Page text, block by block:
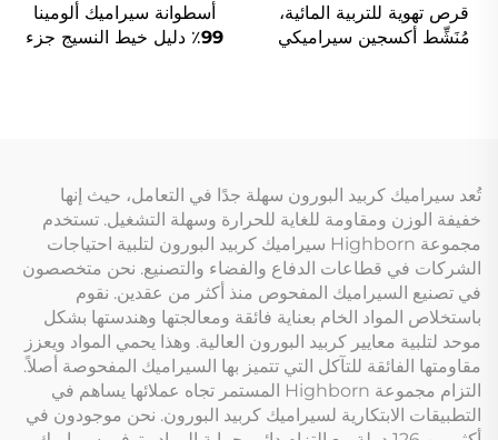
قرص تهوية للتربية المائية،
مُنَشِّط أكسجين سيراميكي
أسطوانة سيراميك ألومينا
99٪ دليل خيط النسيج جزء
تُعد سيراميك كربيد البورون سهلة جدًا في التعامل، حيث إنها
خفيفة الوزن ومقاومة للغاية للحرارة وسهلة التشغيل. تستخدم
مجموعة Highborn سيراميك كربيد البورون لتلبية احتياجات
الشركات في قطاعات الدفاع والفضاء والتصنيع. نحن متخصصون
في تصنيع السيراميك المفحوص منذ أكثر من عقدين. نقوم
باستخلاص المواد الخام بعناية فائقة ومعالجتها وهندستها بشكل
موحد لتلبية معايير كربيد البورون العالية. وهذا يحمي المواد ويعزز
مقاومتها الفائقة للتآكل التي تتميز بها السيراميك المفحوصة أصلاً.
التزام مجموعة Highborn المستمر تجاه عملائها يساهم في
التطبيقات الابتكارية لسيراميك كربيد البورون. نحن موجودون في